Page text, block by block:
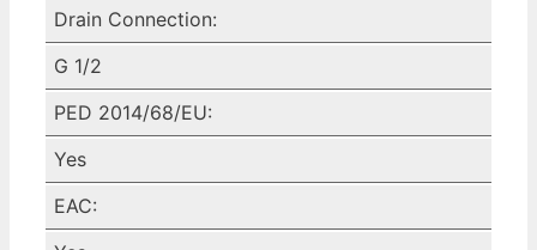
Drain Connection:
G 1/2
PED 2014/68/EU:
Yes
EAC: